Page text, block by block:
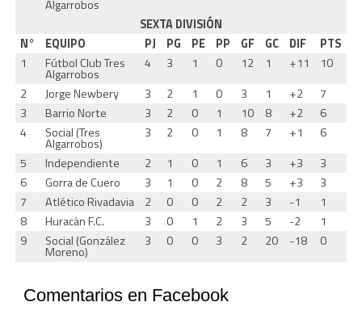
Algarrobos
SEXTA DIVISIÓN
N°
EQUIPO PJ PG PE PP GF GC DIF
PTS
1
Fútbol Club Tres
Algarrobos
4 3 1 0 12 1 +11
10
2
Jorge Newbery 3 2 1 0 3 1 +2
7
3
Barrio Norte 3 2 0 1 10 8 +2
6
4
Social (Tres
Algarrobos)
3 2 0 1 8 7 +1
6
5
Independiente 2 1 0 1 6 3 +3
3
6
Gorra de Cuero 3 1 0 2 8 5 +3
3
7
Atlético Rivadavia 2 0 0 2 2 3 -1
1
8
Huracán F.C. 3 0 1 2 3 5 -2
1
9
Social (González
Moreno)
3 0 0 3 2 20 -18 0
Comentarios en Facebook